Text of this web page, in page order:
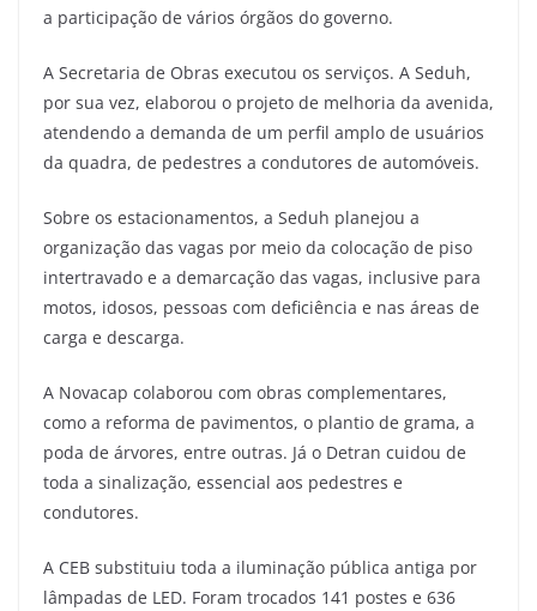
a participação de vários órgãos do governo.
A Secretaria de Obras executou os serviços. A Seduh,
por sua vez, elaborou o projeto de melhoria da avenida,
atendendo a demanda de um perfil amplo de usuários
da quadra, de pedestres a condutores de automóveis.
Sobre os estacionamentos, a Seduh planejou a
organização das vagas por meio da colocação de piso
intertravado e a demarcação das vagas, inclusive para
motos, idosos, pessoas com deficiência e nas áreas de
carga e descarga.
A Novacap colaborou com obras complementares,
como a reforma de pavimentos, o plantio de grama, a
poda de árvores, entre outras. Já o Detran cuidou de
toda a sinalização, essencial aos pedestres e
condutores.
A CEB substituiu toda a iluminação pública antiga por
lâmpadas de LED. Foram trocados 141 postes e 636